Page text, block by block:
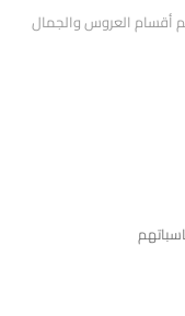
أقسام العروس والجمال